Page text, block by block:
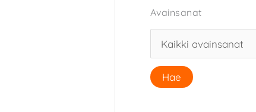
Avainsanat